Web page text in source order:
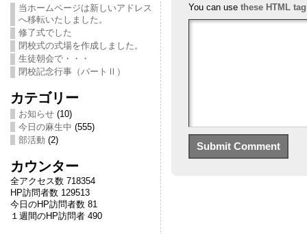
当ホームページは新しいアドレス
へ移転いたしました。
修了式でした
閉校式の式場を作成しました。
生徒朝会で・・・
閉校記念行事（パートⅡ）
カテゴリー
お知らせ(10)
今日の麻生中 (555)
部活動 (2)
カウンター
全アクセス数 718354
HP訪問者数 129513
今日のHP訪問者数 81
１週間のHP訪問者 490
You can use these HTML